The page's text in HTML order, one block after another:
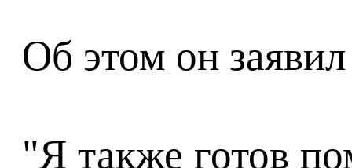
Об этом он
"Я также готов